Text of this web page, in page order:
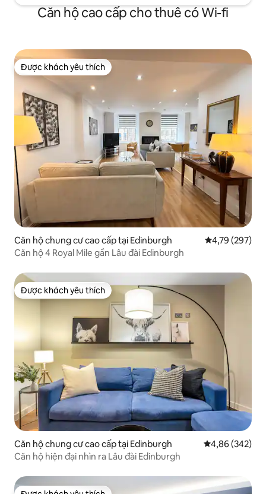
Căn hộ cao cấp cho thuê có Wi-fi
Được khách yêu thích
Được khách yêu thích
Căn hộ chung cư cao cấp tại Edinburgh Xếp hạng
4,79 (297)
Căn hộ 4 Royal Mile gần Lâu đài Edinburgh
Được khách yêu thích
Được khách yêu thích
Căn hộ chung cư cao cấp tại Edinburgh Xếp hạng
4,86 (342)
Căn hộ hiện đại nhìn ra Lâu đài Edinburgh